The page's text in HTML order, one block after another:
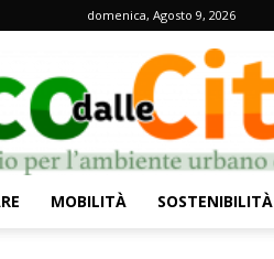
domenica, Agosto 9, 2026
MOBILITÀ SOSTENIBILITÀ